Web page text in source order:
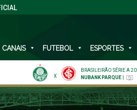
CANAIS FUTEBOL ESPORTES
X
BRASILEIRÃO SÉRIE A
NUBANK PARQUE